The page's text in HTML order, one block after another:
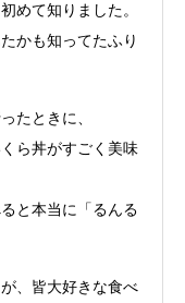
めて知りました。
かも知ってたふり
たときに、
ら丼がすごく美味
と本当に「るんる
、皆大好きな食べ